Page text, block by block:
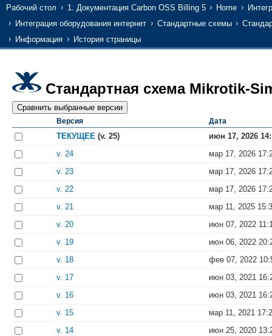
Рабочий стол 1. Документация Carbon OSS Billing 5 Home
Интеграция оборудования интернет
Стандартные схемы
Информация
История страницы
Стандартная схема Mikrotik-
Версия Дата
ТЕКУЩЕЕ (v. 25)
июн 17, 2026
v. 24
мар 17, 2026
v. 23
мар 17, 2026
v. 22
мар 17, 2026
v. 21
мар 11, 2025
v. 20
июн 07, 2022
v. 19
июн 06, 2022
v. 18
фев 07, 2022
v. 17
июн 03, 2021
v. 16
июн 03, 2021
v. 15
мар 11, 2021
v. 14
июн 25, 2020